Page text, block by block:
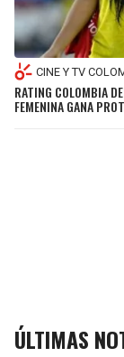
CINE Y TV
RATING COLOMBIA
FEMENINA GANA
ÚLTIMAS